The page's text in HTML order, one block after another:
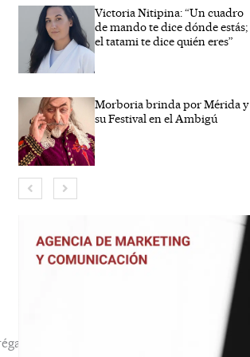
Victoria Nitipina: “Un cuadro
de mando te dice dónde estás;
el tatami te dice quién eres”
Morboria brinda por Mérida y
su Festival en el Ambigú